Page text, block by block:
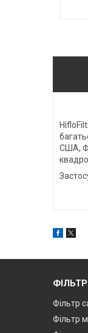
США,
Фільтр
Фільтр